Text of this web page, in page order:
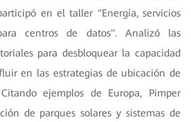
en el taller "Energía, servicios
centros de datos". Analizó las
para desbloquear la capacidad
en las estrategias de ubicación de
ejemplos de Europa, Pimper
de parques solares y sistemas de